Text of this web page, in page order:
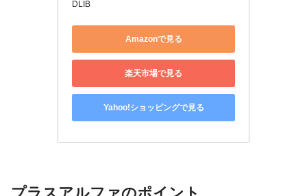
DLIB
Amazonで見る
楽天市場で見る
Yahoo!ショッピングで見る